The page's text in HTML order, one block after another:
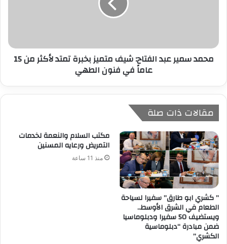
محمد سمير عبد الفتاح: شيف متميز بخبرة تمتد لأكثر من 15
عاماً في فنون الطهي
مقالات ذات صلة
” كشري ابو طارق” سفيرا لسياحة
الطعام في الشرق الأوسط..
ويستضيف 50 سفيرا ودبلوماسيا
ضمن مبادرة “دبلوماسية
الكشري”
مكتب السلام والنعمة لخدمات
التمريض ورعايه المسنين
منذ 11 ساعة